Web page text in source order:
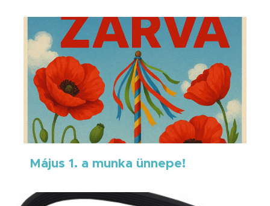
Május 1. a munka ünnepe!